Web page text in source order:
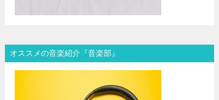
オススメの音楽紹介『音楽部』